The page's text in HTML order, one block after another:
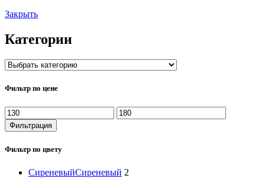
Закрыть
Категории
Фильтр по цене
Минимальная
цена
Максимальная
цена
Фильтрация
Фильтр по цвету
СиреневыйСиреневый 2